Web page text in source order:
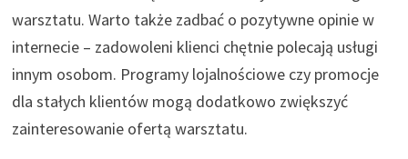
warsztatu. Warto także zadbać o pozytywne opinie w
internecie – zadowoleni klienci chętnie polecają usługi
innym osobom. Programy lojalnościowe czy promocje
dla stałych klientów mogą dodatkowo zwiększyć
zainteresowanie ofertą warsztatu.